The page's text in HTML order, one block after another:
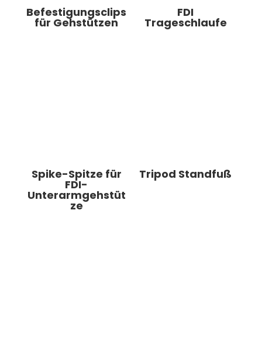
Befestigungsclips
für Gehstützen
FDI
Trageschlaufe
Spike-Spitze für
FDI-
Unterarmgehstüt
ze
Tripod Standfuß